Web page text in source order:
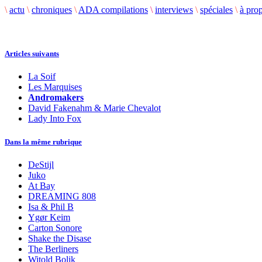
\ actu \ chroniques \ ADA compilations \ interviews \ spéciales \ à
Articles suivants
La Soif
Les Marquises
Andromakers
David Fakenahm & Marie Chevalot
Lady Into Fox
Dans la même rubrique
DeStijl
Juko
At Bay
DREAMING 808
Isa & Phil B
Ygør Keim
Carton Sonore
Shake the Disase
The Berliners
Witold Bolik